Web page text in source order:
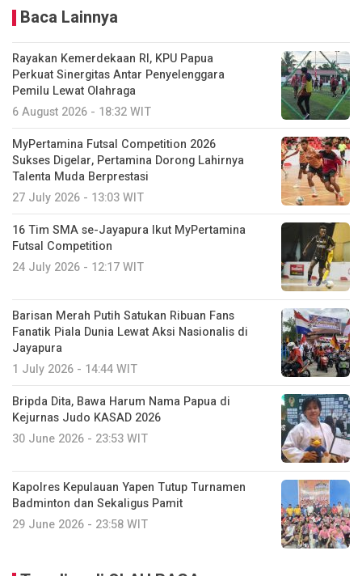
Baca Lainnya
Rayakan Kemerdekaan RI, KPU Papua
Perkuat Sinergitas Antar Penyelenggara
Pemilu Lewat Olahraga
6 August 2026 - 18:32 WIT
MyPertamina Futsal Competition 2026
Sukses Digelar, Pertamina Dorong Lahirnya
Talenta Muda Berprestasi
27 July 2026 - 13:03 WIT
16 Tim SMA se-Jayapura Ikut MyPertamina
Futsal Competition
24 July 2026 - 12:17 WIT
Barisan Merah Putih Satukan Ribuan Fans
Fanatik Piala Dunia Lewat Aksi Nasionalis di
Jayapura
1 July 2026 - 14:44 WIT
Bripda Dita, Bawa Harum Nama Papua di
Kejurnas Judo KASAD 2026
30 June 2026 - 23:53 WIT
Kapolres Kepulauan Yapen Tutup Turnamen
Badminton dan Sekaligus Pamit
29 June 2026 - 23:58 WIT